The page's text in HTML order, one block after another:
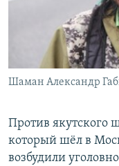
Шаман Александр
Против якутского
который шёл в
возбудили